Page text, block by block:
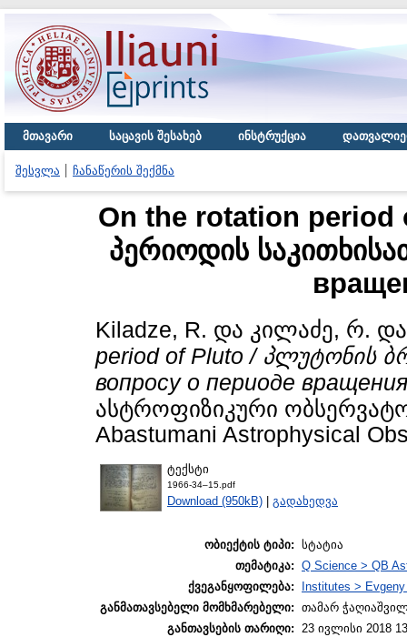
მთავარი საცავის შესახებ ინსტრუქცია
შესვლა ჩანაწერის შექმნა
On the rotation period
პერიოდის
Kiladze, R. და კილაძე, რ.
period of Pluto / პლუტონის
вопросу о периоде
ასტროფიზიკური
Abastumani Astrophysical
ტექსტი
1966-34–15.pdf
Download (950kB) | გადახედვა
ობიექტის ტიპი: სტატია
თემატიკა: Q Science > QB
ქვეგანყოფილება:
Institutes >
განმათავსებელი მომხმარებელი: თამარ
განთავსების თარიღი: 23 ივლისი 2018